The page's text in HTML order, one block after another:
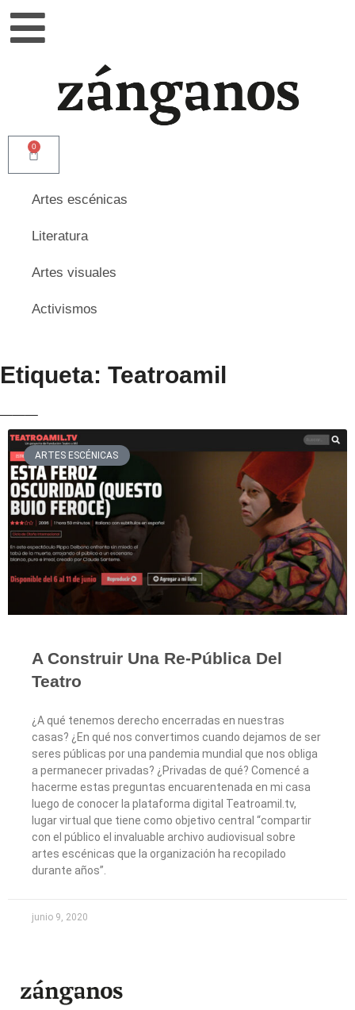
0
Artes escénicas
Literatura
Artes visuales
Activismos
Etiqueta: Teatroamil
ARTES ESCÉNICAS
A Construir Una Re-Pública Del
Teatro
¿A qué tenemos derecho encerradas en nuestras
casas? ¿En qué nos convertimos cuando dejamos de ser
seres públicas por una pandemia mundial que nos obliga
a permanecer privadas? ¿Privadas de qué? Comencé a
hacerme estas preguntas encuarentenada en mi casa
luego de conocer la plataforma digital Teatroamil.tv,
lugar virtual que tiene como objetivo central “compartir
con el público el invaluable archivo audiovisual sobre
artes escénicas que la organización ha recopilado
durante años”.
junio 9, 2020